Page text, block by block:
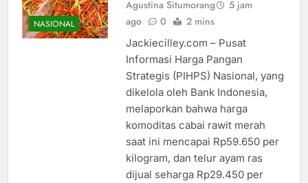
NASIONAL
Agustina Situmorang
5 jam
ago
0 2 mins
Jackiecilley.com – Pusat
Informasi Harga Pangan
Strategis (PIHPS) Nasional, yang
dikelola oleh Bank Indonesia,
melaporkan bahwa harga
komoditas cabai rawit merah
saat ini mencapai Rp59.650 per
kilogram, dan telur ayam ras
dijual seharga Rp29.450 per